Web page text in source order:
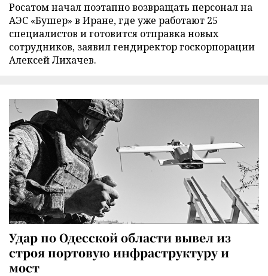
Росатом начал поэтапно возвращать персонал на
АЭС «Бушер» в Иране, где уже работают 25
специалистов и готовится отправка новых
сотрудников, заявил гендиректор госкорпорации
Алексей Лихачев.
Удар по Одесской области вывел из
строя портовую инфраструктуру и
мост